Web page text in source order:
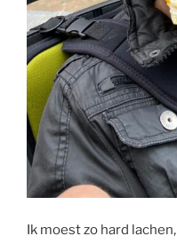
Ik moest zo hard